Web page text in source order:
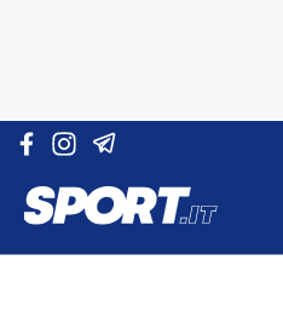
Vai al contenuto